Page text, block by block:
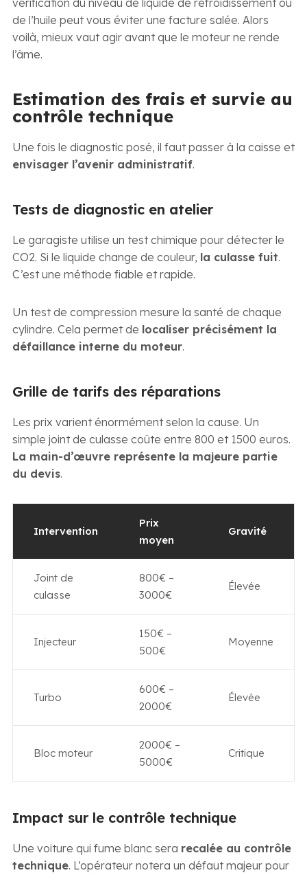
vérification du niveau de liquide de refroidissement ou
de l’huile peut vous éviter une facture salée. Alors
voilà, mieux vaut agir avant que le moteur ne rende
l’âme.
Estimation des frais et survie au
contrôle technique
Une fois le diagnostic posé, il faut passer à la caisse et
envisager l’avenir administratif.
Tests de diagnostic en atelier
Le garagiste utilise un test chimique pour détecter le
CO2. Si le liquide change de couleur, la culasse fuit.
C’est une méthode fiable et rapide.
Un test de compression mesure la santé de chaque
cylindre. Cela permet de localiser précisément la
défaillance interne du moteur.
Grille de tarifs des réparations
Les prix varient énormément selon la cause. Un
simple joint de culasse coûte entre 800 et 1500 euros.
La main-d’œuvre représente la majeure partie
du devis.
Intervention
Prix
moyen
Gravité
Joint de
culasse
800€ –
3000€
Élevée
Injecteur
150€ –
500€
Moyenne
Turbo
600€ –
2000€
Élevée
Bloc moteur
2000€ –
5000€
Critique
Impact sur le contrôle technique
Une voiture qui fume blanc sera recalée au contrôle
technique. L’opérateur notera un défaut majeur pour